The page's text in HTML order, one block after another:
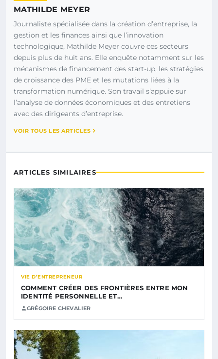
MATHILDE MEYER
Journaliste spécialisée dans la création d’entreprise, la
gestion et les finances ainsi que l’innovation
technologique, Mathilde Meyer couvre ces secteurs
depuis plus de huit ans. Elle enquête notamment sur les
mécanismes de financement des start-up, les stratégies
de croissance des PME et les mutations liées à la
transformation numérique. Son travail s’appuie sur
l’analyse de données économiques et des entretiens
avec des dirigeants d’entreprise.
VOIR TOUS LES ARTICLES
ARTICLES SIMILAIRES
VIE D’ENTREPRENEUR
COMMENT CRÉER DES FRONTIÈRES ENTRE MON
IDENTITÉ PERSONNELLE ET…
GRÉGOIRE CHEVALIER